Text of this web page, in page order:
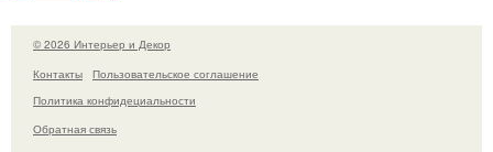
© 2026 Интерьер и Декор
Контакты
Пользовательское соглашение
Политика конфидециальности
Обратная связь